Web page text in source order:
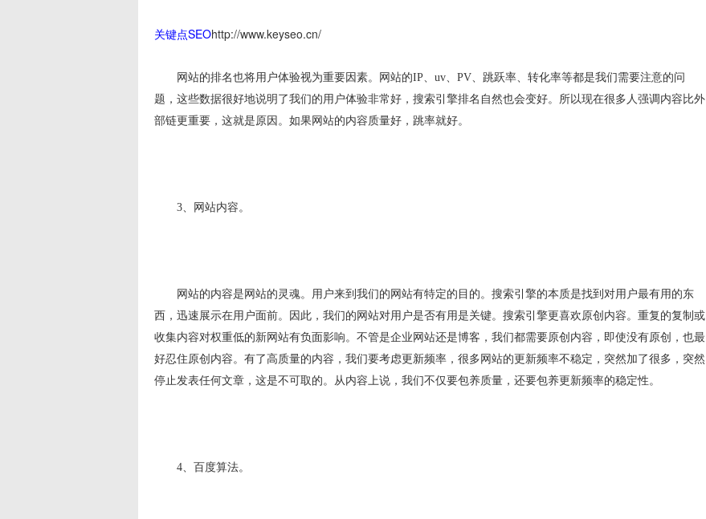
关键点SEOhttp://www.keyseo.cn/
网站的排名也将用户体验视为重要因素。网站的IP、uv、PV、跳跃率、转化率等都是我们需要注意的问
题，这些数据很好地说明了我们的用户体验非常好，搜索引擎排名自然也会变好。所以现在很多人强调内容比外
部链更重要，这就是原因。如果网站的内容质量好，跳率就好。
3、网站内容。
网站的内容是网站的灵魂。用户来到我们的网站有特定的目的。搜索引擎的本质是找到对用户最有用的东
西，迅速展示在用户面前。因此，我们的网站对用户是否有用是关键。搜索引擎更喜欢原创内容。重复的复制或
收集内容对权重低的新网站有负面影响。不管是企业网站还是博客，我们都需要原创内容，即使没有原创，也最
好忍住原创内容。有了高质量的内容，我们要考虑更新频率，很多网站的更新频率不稳定，突然加了很多，突然
停止发表任何文章，这是不可取的。从内容上说，我们不仅要包养质量，还要包养更新频率的稳定性。
4、百度算法。